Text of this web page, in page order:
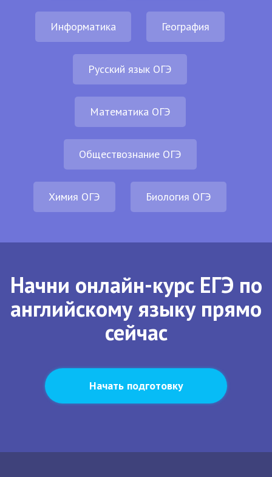
Информатика География
Русский язык ОГЭ
Математика ОГЭ
Обществознание ОГЭ
Химия ОГЭ Биология ОГЭ
Начни онлайн-курс ЕГЭ по
английскому языку прямо
сейчас
Начать подготовку